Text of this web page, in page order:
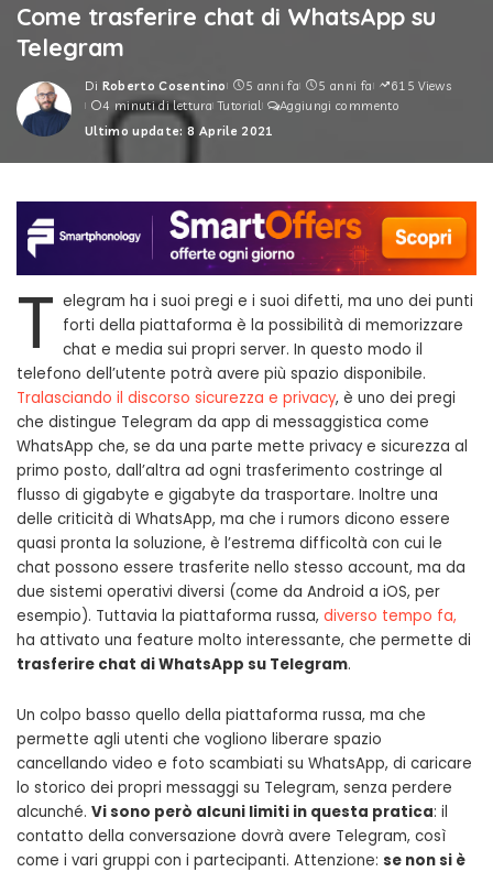
Come trasferire chat di WhatsApp su
Telegram
Posted
by
Di Roberto Cosentino 5 anni fa 5 anni fa
615 Views
4 minuti di lettura Tutorial
Aggiungi commento
Ultimo update: 8 Aprile 2021
T elegram ha i suoi pregi e i suoi difetti, ma uno dei punti
forti della piattaforma è la possibilità di memorizzare
chat e media sui propri server. In questo modo il
telefono dell’utente potrà avere più spazio disponibile.
Tralasciando il discorso sicurezza e privacy, è uno dei pregi
che distingue Telegram da app di messaggistica come
WhatsApp che, se da una parte mette privacy e sicurezza al
primo posto, dall’altra ad ogni trasferimento costringe al
flusso di gigabyte e gigabyte da trasportare. Inoltre una
delle criticità di WhatsApp, ma che i rumors dicono essere
quasi pronta la soluzione, è l’estrema difficoltà con cui le
chat possono essere trasferite nello stesso account, ma da
due sistemi operativi diversi (come da Android a iOS, per
esempio). Tuttavia la piattaforma russa, diverso tempo fa,
ha attivato una feature molto interessante, che permette di
trasferire chat di WhatsApp su Telegram.
Un colpo basso quello della piattaforma russa, ma che
permette agli utenti che vogliono liberare spazio
cancellando video e foto scambiati su WhatsApp, di caricare
lo storico dei propri messaggi su Telegram, senza perdere
alcunché. Vi sono però alcuni limiti in questa pratica: il
contatto della conversazione dovrà avere Telegram, così
come i vari gruppi con i partecipanti. Attenzione: se non si è